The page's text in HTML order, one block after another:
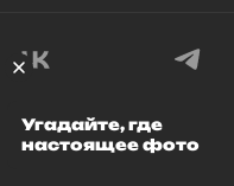
©
Угадайте, где
настоящее фото